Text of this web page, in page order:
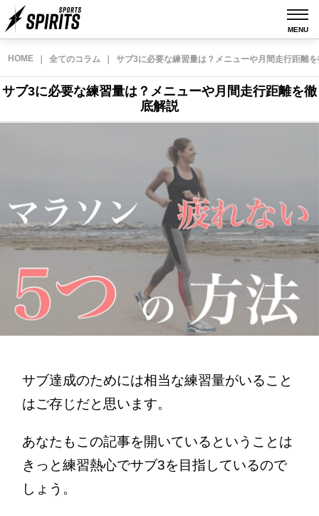
MENU
HOME 全てのコラム サブ3に必要な練習量は？メニューや月間走行距離
サブ3に必要な練習量は？メニューや月間走行距離を徹
底解説
サブ達成のためには相当な練習量がいること
はご存じだと思います。
あなたもこの記事を開いているということは
きっと練習熱心でサブ3を目指しているので
しょう。